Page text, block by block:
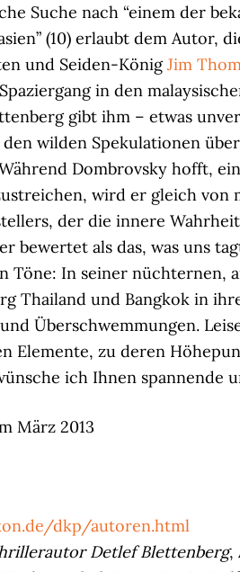
Suche nach “einem der
(10) erlaubt dem Autor,
und Seiden-KönigJim
in den
gibt ihm – etwas
wilden Spekulationen
Dombrovsky hofft,
wird er gleich
der die innere
bewertet als das, was uns
Töne: In seiner nüchternen,
Thailand und Bangkok in
Überschwemmungen.
Elemente, zu deren
ich Ihnen spannende
März 2013
dkp/autoren.html
Detlef Blettenberg,